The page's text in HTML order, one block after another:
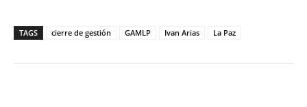
TAGS cierre de gestión GAMLP Ivan Arias La Paz